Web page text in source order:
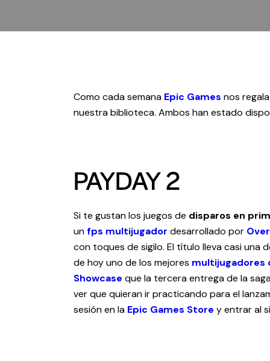
Como cada semana Epic Games nos
nuestra biblioteca. Ambos han estado
PAYDAY 2
Si te gustan los juegos de disparos en
unfps multijugador desarrollado por
con toques de sigilo. El título lleva casi una
de hoy uno de los mejores multijugadores
Showcase que la tercera entrega de la
ver que quieran ir practicando para el
sesión en la Epic Games Store y entrar al